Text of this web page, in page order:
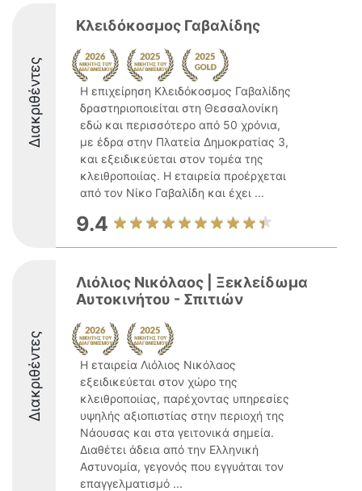
Διακριθέντες
Κλειδόκοσμος Γαβαλίδης
Η επιχείρηση Κλειδόκοσμος Γαβαλίδης
δραστηριοποιείται στη Θεσσαλονίκη
εδώ και περισσότερο από 50 χρόνια,
με έδρα στην Πλατεία Δημοκρατίας 3,
και εξειδικεύεται στον τομέα της
κλειθροποιίας. Η εταιρεία προέρχεται
από τον Νίκο Γαβαλίδη και έχει ...
9.4
Διακριθέντες
Λιόλιος Νικόλαος | Ξεκλείδωμα
Αυτοκινήτου - Σπιτιών
Η εταιρεία Λιόλιος Νικόλαος
εξειδικεύεται στον χώρο της
κλειθροποιίας, παρέχοντας υπηρεσίες
υψηλής αξιοπιστίας στην περιοχή της
Νάουσας και στα γειτονικά σημεία.
Διαθέτει άδεια από την Ελληνική
Αστυνομία, γεγονός που εγγυάται τον
επαγγελματισμό ...